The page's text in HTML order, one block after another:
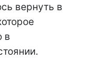
вернуть в
в